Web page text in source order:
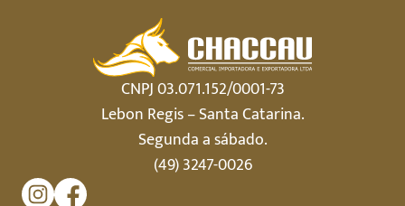
CNPJ 03.071.152/0001-73
Lebon Regis – Santa Catarina.
Segunda a sábado.
(49) 3247-0026